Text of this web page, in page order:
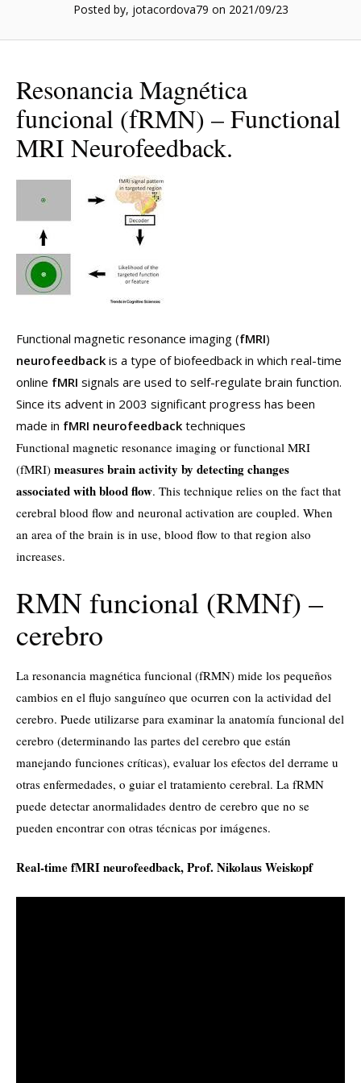
Posted by, jotacordova79 on 2021/09/23
Resonancia Magnética
funcional (fRMN) – Functional
MRI Neurofeedback.
Functional magnetic resonance imaging (fMRI)
neurofeedback is a type of biofeedback in which real-time
online fMRI signals are used to self-regulate brain function.
Since its advent in 2003 significant progress has been
made in fMRI neurofeedback techniques
Functional magnetic resonance imaging or functional MRI
(fMRI) measures brain activity by detecting changes
associated with blood flow. This technique relies on the fact that
cerebral blood flow and neuronal activation are coupled. When
an area of the brain is in use, blood flow to that region also
increases.
RMN funcional (RMNf) –
cerebro
La resonancia magnética funcional (fRMN) mide los pequeños
cambios en el flujo sanguíneo que ocurren con la actividad del
cerebro. Puede utilizarse para examinar la anatomía funcional del
cerebro (determinando las partes del cerebro que están
manejando funciones críticas), evaluar los efectos del derrame u
otras enfermedades, o guiar el tratamiento cerebral. La fRMN
puede detectar anormalidades dentro de cerebro que no se
pueden encontrar con otras técnicas por imágenes.
Real-time fMRI neurofeedback, Prof. Nikolaus Weiskopf